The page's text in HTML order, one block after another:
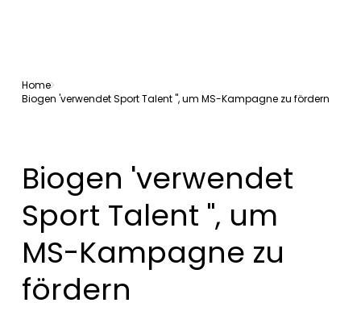
Home
Biogen 'verwendet Sport Talent ", um MS-Kampagne zu fördern
Biogen 'verwendet
Sport Talent ", um
MS-Kampagne zu
fördern